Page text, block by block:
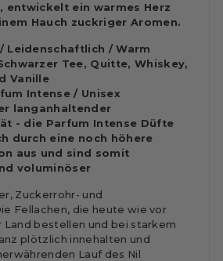
entwickelt ein warmes Herz
Hauch zuckriger Aromen.
Leidenschaftlich / Warm
Tee, Quitte, Whiskey,
Vanille
Intense / Unisex
langanhaltender
- die Parfum Intense Düfte
durch eine noch höhere
aus und sind somit
voluminöser
Zuckerrohr- und
Fellachen, die heute wie vor
Land bestellen und bei starkem
plötzlich innehalten und
Lauf des Nil